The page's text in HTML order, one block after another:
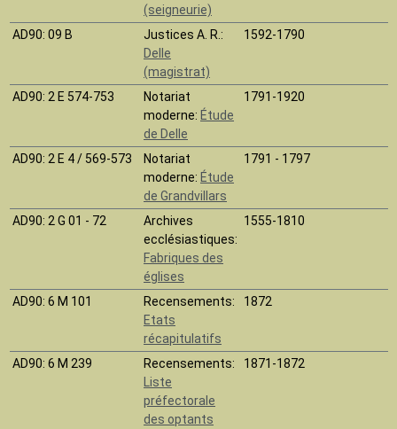
(seigneurie)
AD90: 09 B
Justices A. R.:
Delle
(magistrat)
1592-1790
AD90: 2 E 574-753
Notariat
moderne: Étude
de Delle
1791-1920
AD90: 2 E 4 / 569-573
Notariat
moderne: Étude
de Grandvillars
1791 - 1797
AD90: 2 G 01 - 72
Archives
ecclésiastiques:
Fabriques des
églises
1555-1810
AD90: 6 M 101
Recensements:
Etats
récapitulatifs
1872
AD90: 6 M 239
Recensements:
Liste
préfectorale
des optants
1871-1872